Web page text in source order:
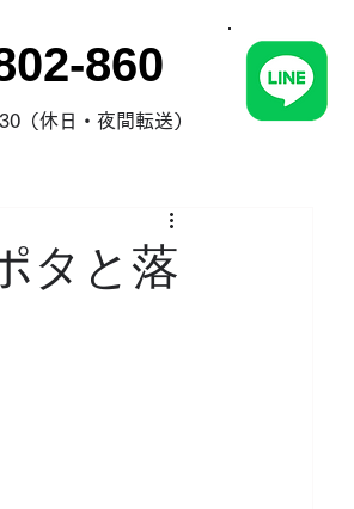
860
（休日・夜間転送）
タと落